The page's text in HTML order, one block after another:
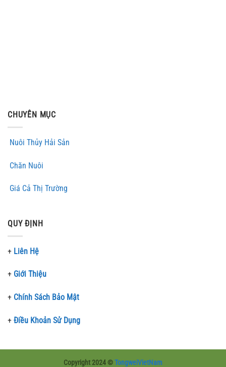
CHUYÊN MỤC
Nuôi Thủy Hải Sản
Chăn Nuôi
Giá Cả Thị Trường
QUY ĐỊNH
+ Liên Hệ
+ Giới Thiệu
+ Chính Sách Bảo Mật
+ Điều Khoản Sử Dụng
Copyright 2024 ©TongweiVietNam